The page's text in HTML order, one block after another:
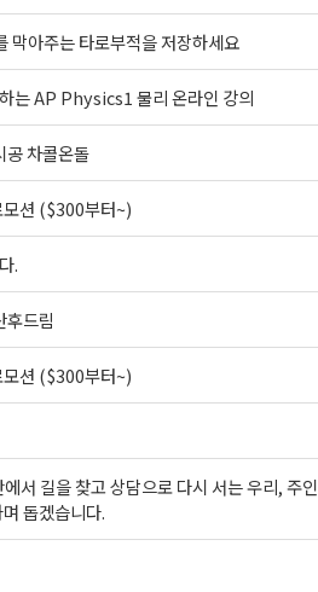
막아주는 타로부적을 저장하세요
는 AP Physics1 물리 온라인 강의
공 차콜온돌
모션 ($300부터~)
.
후드림
모션 ($300부터~)
서 길을 찾고 상담으로 다시 서는 우리, 주인
돕겠습니다.